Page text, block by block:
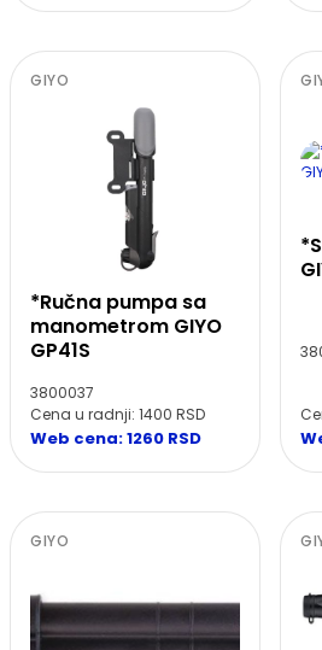
GIYO
*Ručna pumpa sa
manometrom GIYO
GP41S
3800037
Cena u radnji: 1400 RSD
Web cena: 1260 RSD
GIYO